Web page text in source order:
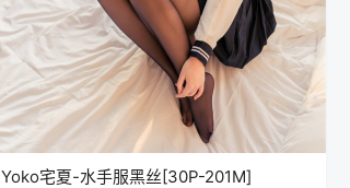
Yoko宅夏-水手服黑丝[30P-201M]